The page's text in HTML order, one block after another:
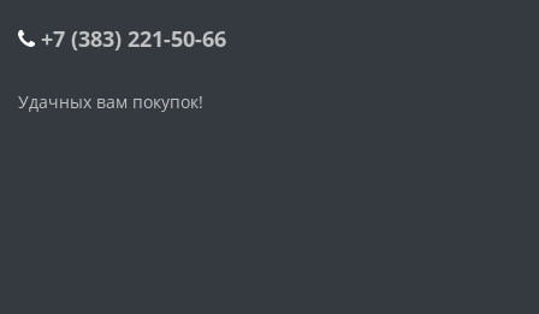
+7 (383) 221-50-66
Удачных вам покупок!